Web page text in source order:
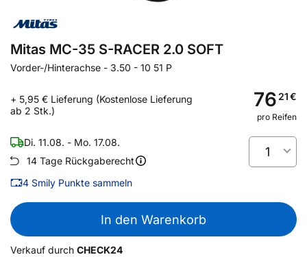
Mitas MC-35 S-RACER 2.0 SOFT
Vorder-/Hinterachse - 3.50 - 10 51 P
+ 5,95 € Lieferung (Kostenlose Lieferung
ab 2 Stk.)
76 21€
pro Reifen
Di. 11.08. - Mo. 17.08.
14 Tage Rückgaberecht
4 Smily Punkte sammeln
1
In den Warenkorb
Verkauf durch CHECK24